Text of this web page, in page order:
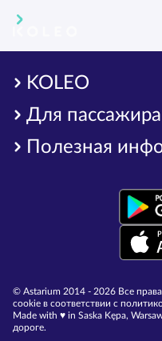
KOLEO
Для пассажира
Полезная
© Astarium 2014 - 2026 Все
cookie в соответствии с
Made with ♥︎ in Saska Kępa,
дороге.